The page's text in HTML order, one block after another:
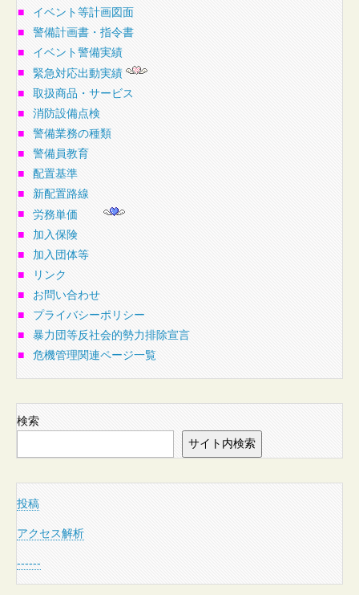
■
イベント等計画図面
■
警備計画書・指令書
■
イベント警備実績
■
緊急対応出動実績
■
取扱商品・サービス
■
消防設備点検
■
警備業務の種類
■
警備員教育
■
配置基準
■
新配置路線
■
労務単価
■
加入保険
■
加入団体等
■
リンク
■
お問い合わせ
■
プライバシーポリシー
■
暴力団等反社会的勢力排除宣言
■
危機管理関連ページ一覧
検索
サイト内検索
投稿
アクセス解析
------